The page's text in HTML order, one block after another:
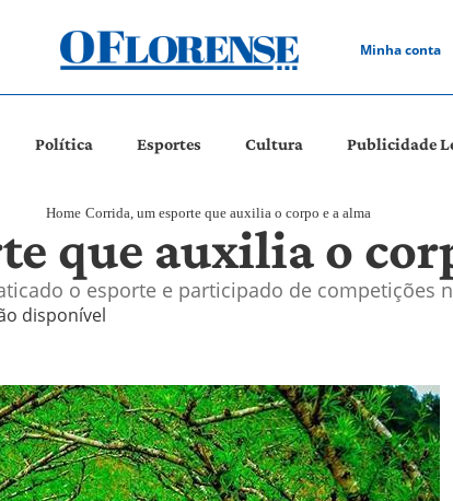
Minha conta
Política Esportes Cultura Publicidade
Home Corrida, um esporte que auxilia o corpo e a alma
que auxilia o
o esporte e participado de competições
disponível